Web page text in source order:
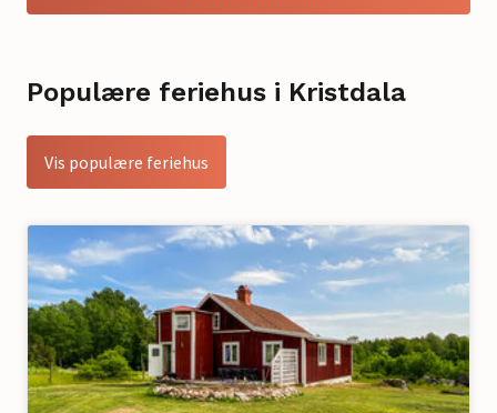
Populære feriehus i Kristdala
Vis populære feriehus